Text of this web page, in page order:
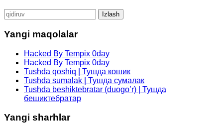
Qidirshish:
Yangi maqolalar
Hacked By Tempix 0day
Hacked By Tempix 0day
Tushda qoshiq | Тушда кошик
Tushda sumalak | Тушда сумалак
Tushda beshiktebratar (duogo’r) | Тушда
бешиктебратар
Yangi sharhlar